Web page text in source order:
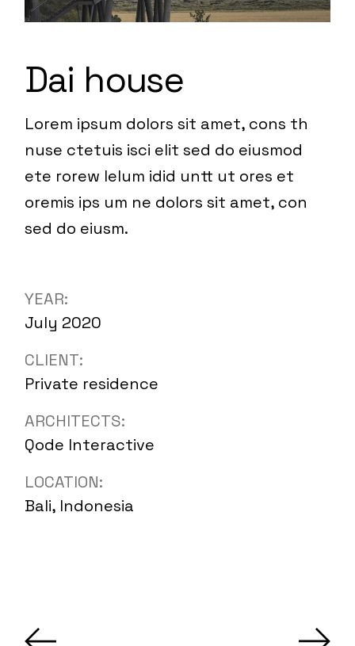
Dai house
Lorem ipsum dolors sit amet, cons th
nuse ctetuis isci elit sed do eiusmod
ete rorew lelum idid untt ut ores et
oremis ips um ne dolors sit amet, con
sed do eiusm.
YEAR:
July 2020
CLIENT:
Private residence
ARCHITECTS:
Qode Interactive
LOCATION:
Bali, Indonesia